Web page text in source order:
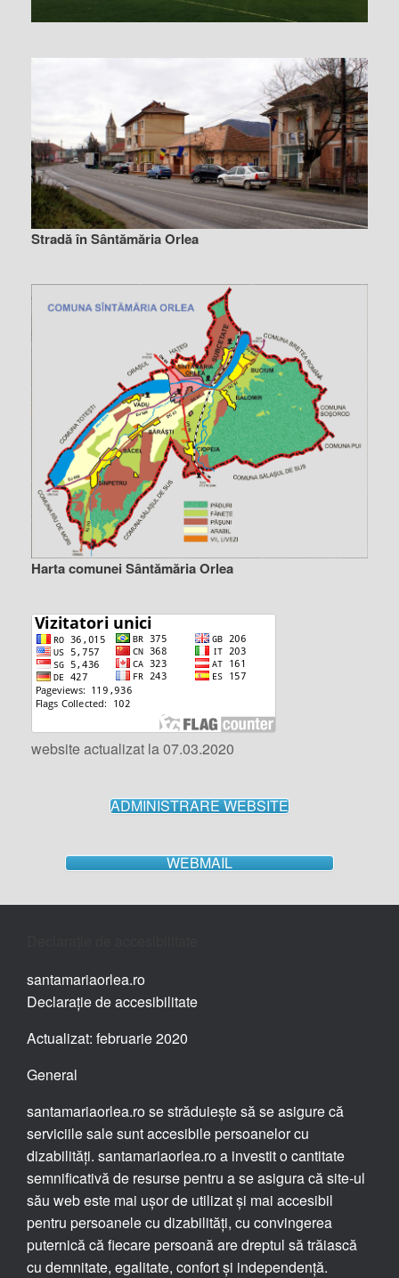
Stradă în Sântămăria Orlea
Harta comunei Sântămăria Orlea
website actualizat la 07.03.2020
ADMINISTRARE WEBSITE
WEBMAIL
santamariaorlea.ro
Declarație de accesibilitate
Actualizat: februarie 2020
General
santamariaorlea.ro se străduiește să se asigure că
serviciile sale sunt accesibile persoanelor cu
dizabilități. santamariaorlea.ro a investit o cantitate
semnificativă de resurse pentru a se asigura că site-ul
său web este mai ușor de utilizat și mai accesibil
pentru persoanele cu dizabilități, cu convingerea
puternică că fiecare persoană are dreptul să trăiască
cu demnitate, egalitate, confort și independență.